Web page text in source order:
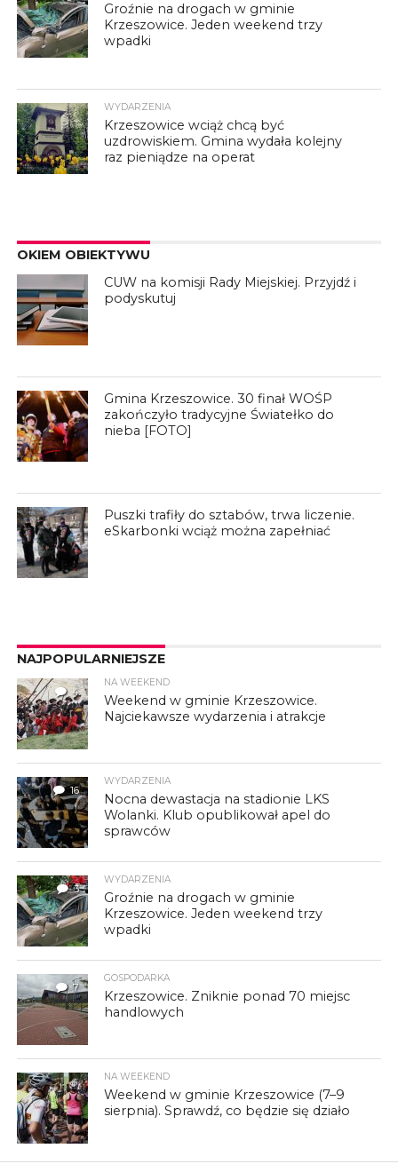
Groźnie na drogach w gminie
Krzeszowice. Jeden weekend trzy
wpadki
WYDARZENIA
Krzeszowice wciąż chcą być
uzdrowiskiem. Gmina wydała kolejny
raz pieniądze na operat
OKIEM OBIEKTYWU
CUW na komisji Rady Miejskiej. Przyjdź i
podyskutuj
Gmina Krzeszowice. 30 finał WOŚP
zakończyło tradycyjne Światełko do
nieba [FOTO]
Puszki trafiły do sztabów, trwa liczenie.
eSkarbonki wciąż można zapełniać
NAJPOPULARNIEJSZE
4
NA WEEKEND
Weekend w gminie Krzeszowice.
Najciekawsze wydarzenia i atrakcje
16
WYDARZENIA
Nocna dewastacja na stadionie LKS
Wolanki. Klub opublikował apel do
sprawców
3
WYDARZENIA
Groźnie na drogach w gminie
Krzeszowice. Jeden weekend trzy
wpadki
7
GOSPODARKA
Krzeszowice. Zniknie ponad 70 miejsc
handlowych
NA WEEKEND
Weekend w gminie Krzeszowice (7–9
sierpnia). Sprawdź, co będzie się działo